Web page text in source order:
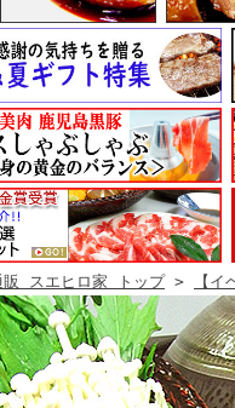
販 スエヒロ家 トップ> 【イ